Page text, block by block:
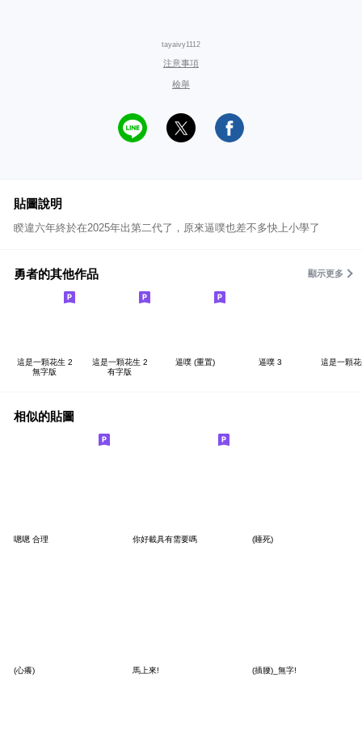
tayaivy1112
注意事項
檢舉
貼圖說明
睽違六年終於在2025年出第二代了，原來逼噗也差不多快上小學了
勇者的其他作品 顯示更多
這是一顆花生 2
無字版
這是一顆花生 2
有字版
逼噗 (重置) 逼噗 3 這是一顆
相似的貼圖
嗯嗯 合理 你好載具有需要嗎 (睡死)
(心癢) 馬上來! (插腰)_無字!